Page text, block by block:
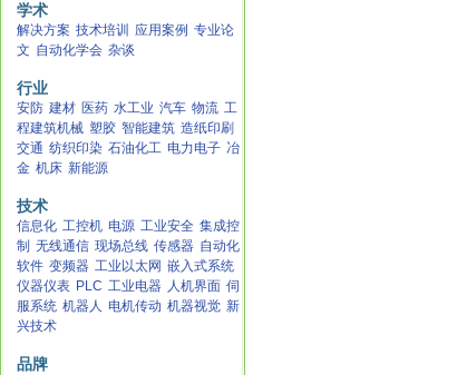
学术
解决方案 技术培训 应用案例 专业论
文 自动化学会 杂谈
行业
安防 建材 医药 水工业 汽车 物流 工
程建筑机械 塑胶 智能建筑 造纸印刷
交通 纺织印染 石油化工 电力电子 冶
金 机床 新能源
技术
信息化 工控机 电源 工业安全 集成控
制 无线通信 现场总线 传感器 自动化
软件 变频器 工业以太网 嵌入式系统
仪器仪表 PLC 工业电器 人机界面 伺
服系统 机器人 电机传动 机器视觉 新
兴技术
品牌